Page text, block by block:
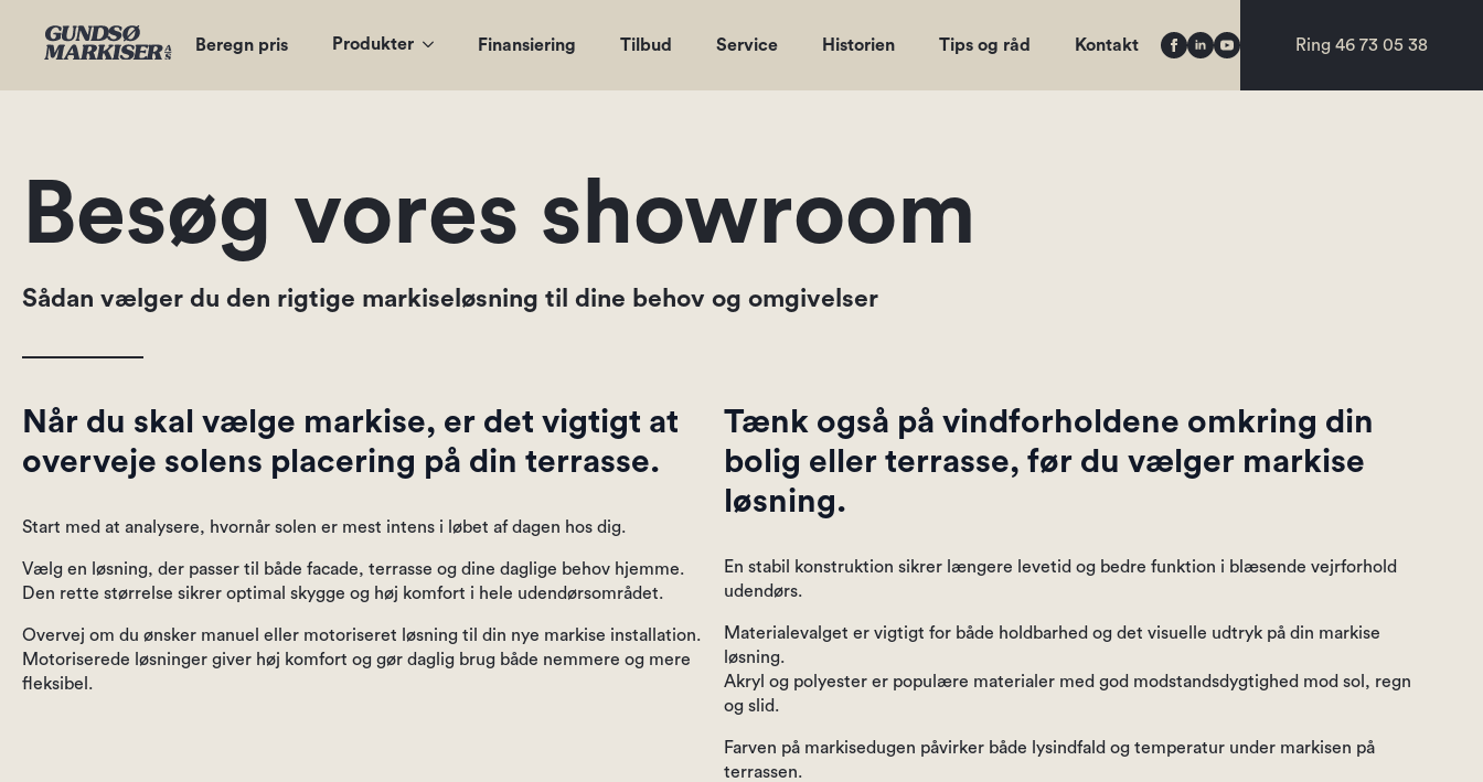
Beregn pris Produkter Finansiering Tilbud Service Historien Tips og råd Kontakt Ring 46 73 05 38
Besøg vores showroom
Sådan vælger du den rigtige markiseløsning til dine behov og omgivelser
Når du skal vælge markise, er det vigtigt at
overveje solens placering på din terrasse.
Start med at analysere, hvornår solen er mest intens i løbet af dagen hos dig.
Vælg en løsning, der passer til både facade, terrasse og dine daglige behov hjemme.
Den rette størrelse sikrer optimal skygge og høj komfort i hele udendørsområdet.
Overvej om du ønsker manuel eller motoriseret løsning til din nye markise installation.
Motoriserede løsninger giver høj komfort og gør daglig brug både nemmere og mere
fleksibel.
Tænk også på vindforholdene omkring din
bolig eller terrasse, før du vælger markise
løsning.
En stabil konstruktion sikrer længere levetid og bedre funktion i blæsende vejrforhold
udendørs.
Materialevalget er vigtigt for både holdbarhed og det visuelle udtryk på din markise
løsning.
Akryl og polyester er populære materialer med god modstandsdygtighed mod sol, regn
og slid.
Farven på markisedugen påvirker både lysindfald og temperatur under markisen på
terrassen.